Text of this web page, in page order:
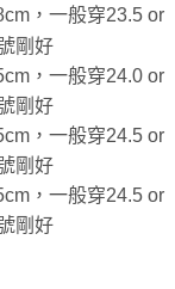
，一般穿23.5 or
剛好
，一般穿24.0 or
剛好
，一般穿24.5 or
剛好
，一般穿24.5 or
剛好